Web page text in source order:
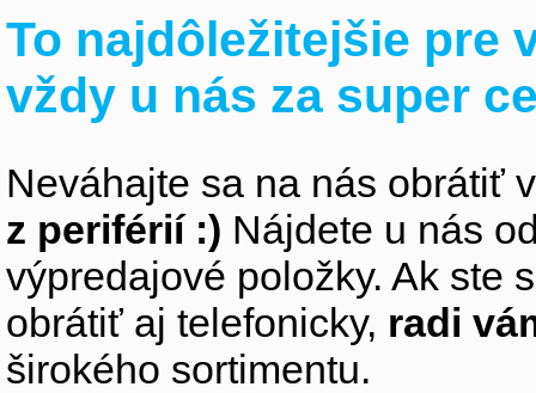
To najdôležitejšie pre
vždy u nás za super
Neváhajte sa na nás obrátiť
z periférií :) Nájdete u nás
výpredajové položky. Ak ste
obrátiť aj telefonicky, radi
širokého sortimentu.